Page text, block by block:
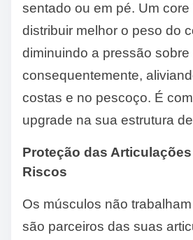
sentado ou em pé. Um core
distribuir melhor o peso do
diminuindo a pressão sobre
consequentemente,
costas e no pescoço. É
upgrade na sua estrutura
Proteção das
Riscos
Os músculos não
são parceiros das suas